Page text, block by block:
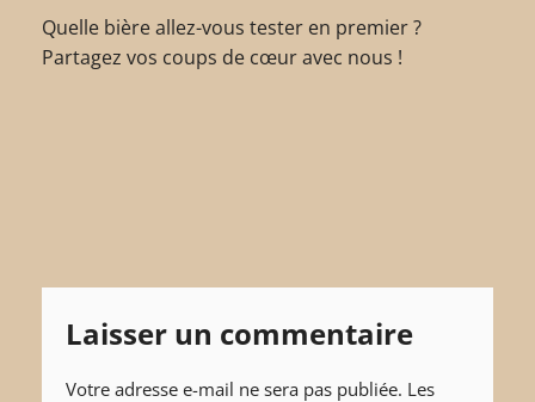
Quelle bière allez-vous tester en premier ?
Partagez vos coups de cœur avec nous !
Laisser un commentaire
Votre adresse e-mail ne sera pas publiée. Les